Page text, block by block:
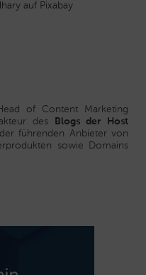
auf Pixabay
of Content Marketing
des Blogs der Host
führenden Anbieter von
sowie Domains